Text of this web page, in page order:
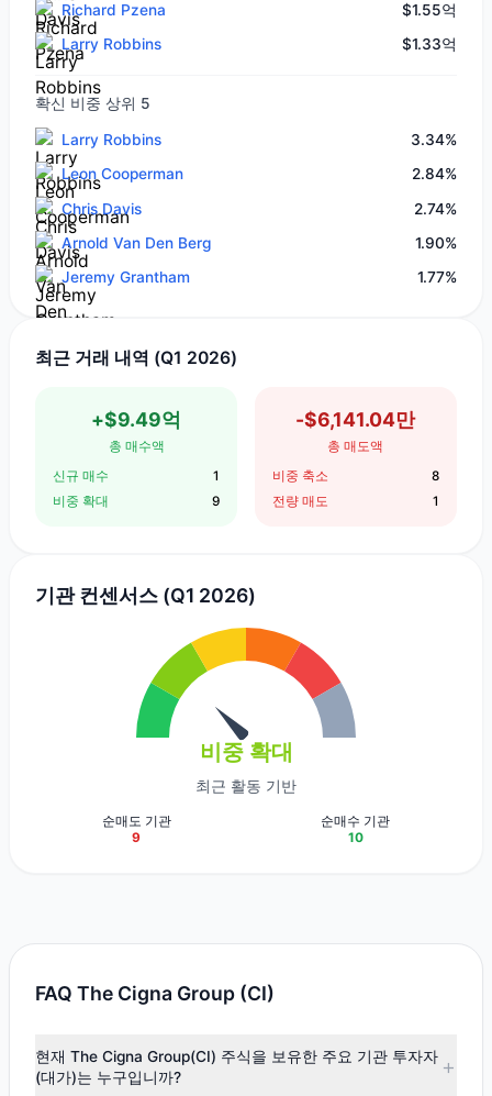
Richard Pzena
$1.55억
Larry Robbins
$1.33억
확신 비중 상위 5
Larry Robbins
3.34%
Leon Cooperman
2.84%
Chris Davis
2.74%
Arnold Van Den Berg
1.90%
Jeremy Grantham
1.77%
최근 거래 내역 (Q1 2026)
+$9.49억
총 매수액
신규 매수
1
비중 확대
9
-$6,141.04만
총 매도액
비중 축소
8
전량 매도
1
기관 컨센서스 (Q1 2026)
비중 확대
최근 활동 기반
순매도 기관
9
순매수 기관
10
FAQ The Cigna Group (CI)
현재 The Cigna Group(CI) 주식을 보유한 주요 기관 투자자
(대가)는 누구입니까?